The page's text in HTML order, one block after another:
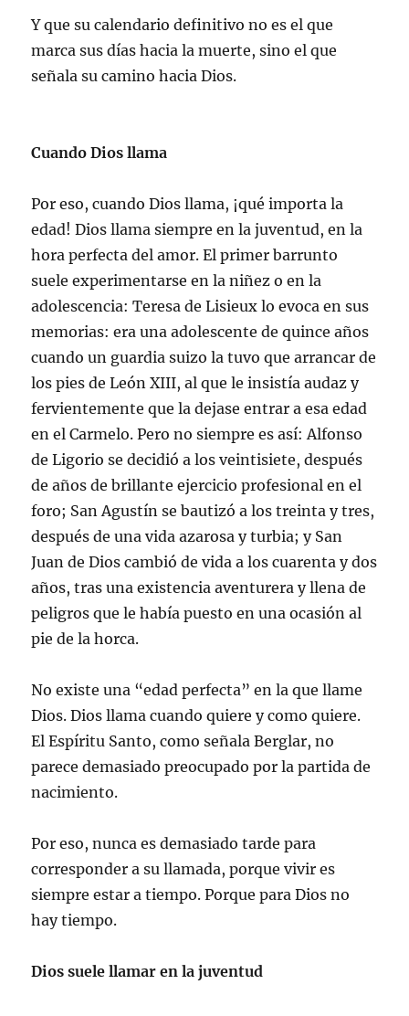
Y que su calendario definitivo no es el que
marca sus días hacia la muerte, sino el que
señala su camino hacia Dios.
Cuando Dios llama
Por eso, cuando Dios llama, ¡qué importa la
edad! Dios llama siempre en la juventud, en la
hora perfecta del amor. El primer barrunto
suele experimentarse en la niñez o en la
adolescencia: Teresa de Lisieux lo evoca en sus
memorias: era una adolescente de quince años
cuando un guardia suizo la tuvo que arrancar de
los pies de León XIII, al que le insistía audaz y
fervientemente que la dejase entrar a esa edad
en el Carmelo. Pero no siempre es así: Alfonso
de Ligorio se decidió a los veintisiete, después
de años de brillante ejercicio profesional en el
foro; San Agustín se bautizó a los treinta y tres,
después de una vida azarosa y turbia; y San
Juan de Dios cambió de vida a los cuarenta y dos
años, tras una existencia aventurera y llena de
peligros que le había puesto en una ocasión al
pie de la horca.
No existe una “edad perfecta” en la que llame
Dios. Dios llama cuando quiere y como quiere.
El Espíritu Santo, como señala Berglar, no
parece demasiado preocupado por la partida de
nacimiento.
Por eso, nunca es demasiado tarde para
corresponder a su llamada, porque vivir es
siempre estar a tiempo. Porque para Dios no
hay tiempo.
Dios suele llamar en la juventud